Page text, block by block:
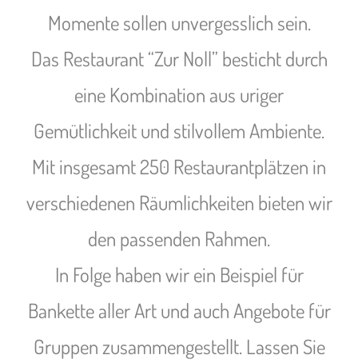
Momente sollen unvergesslich sein.
Das Restaurant “Zur Noll” besticht durch
eine Kombination aus uriger
Gemütlichkeit und stilvollem Ambiente.
Mit insgesamt 250 Restaurantplätzen in
verschiedenen Räumlichkeiten bieten wir
den passenden Rahmen.
In Folge haben wir ein Beispiel für
Bankette aller Art und auch Angebote für
Gruppen zusammengestellt. Lassen Sie